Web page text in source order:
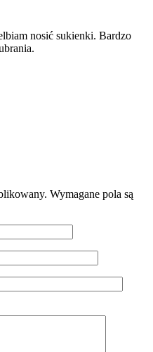
nosić sukienki. Bardzo
Wymagane pola są